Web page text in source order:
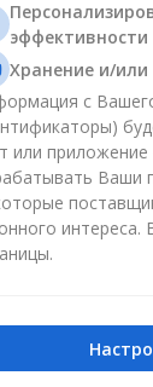
моё"
эффективности
Хранение и/
с
или
Ваши